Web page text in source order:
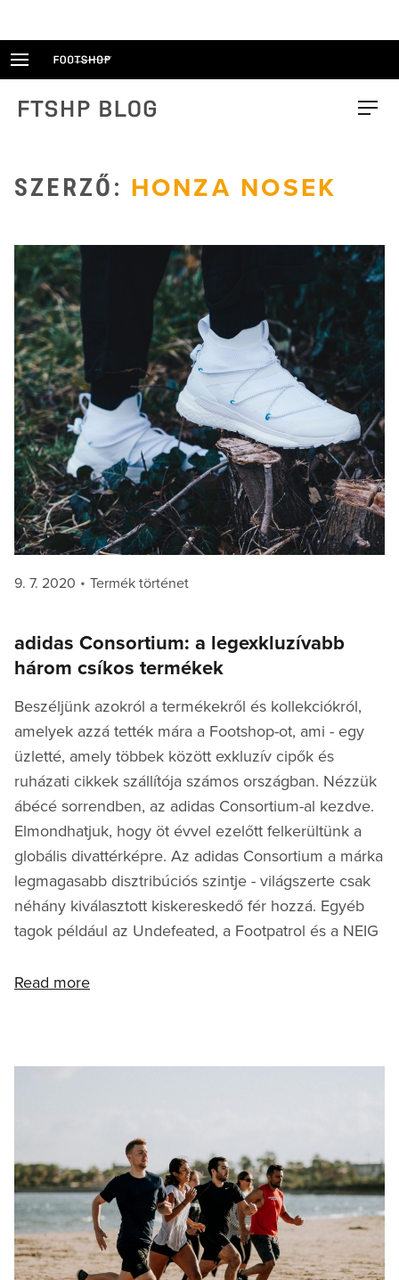
FTSHP blog Menu
SZERZŐ: HONZA NOSEK
Posted
9. 7. 2020 Categories
Termék történet
adidas Consortium: a legexkluzívabb
három csíkos termékek
Beszéljünk azokról a termékekről és kollekciókról,
amelyek azzá tették mára a Footshop-ot, ami - egy
üzletté, amely többek között exkluzív cipők és
ruházati cikkek szállítója számos országban. Nézzük
ábécé sorrendben, az adidas Consortium-al kezdve.
Elmondhatjuk, hogy öt évvel ezelőtt felkerültünk a
globális divattérképre. Az adidas Consortium a márka
legmagasabb disztribúciós szintje - világszerte csak
néhány kiválasztott kiskereskedő fér hozzá. Egyéb
tagok például az Undefeated, a Footpatrol és a NEIG
Read more